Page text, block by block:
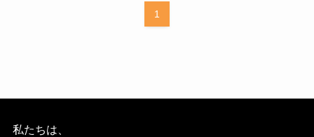
1
私たちは、